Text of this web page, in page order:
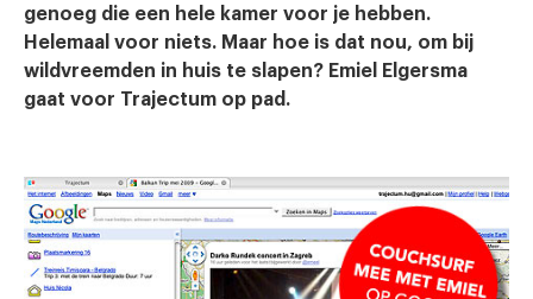
genoeg die een hele kamer voor je hebben.
Helemaal voor niets. Maar hoe is dat nou, om bij
wildvreemden in huis te slapen? Emiel Elgersma
gaat voor Trajectum op pad.